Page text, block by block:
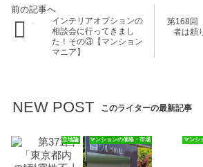
インテリアオプションの
相談会に行ってきまし
た！その③【マンション
マニア】
第168回
者は頼
NEW POST このライターの最新記事
立地論 マンションの価格・市場 マンシ